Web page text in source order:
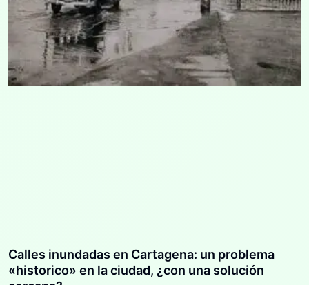
Calles inundadas en Cartagena: un problema
«historico» en la ciudad, ¿con una solución